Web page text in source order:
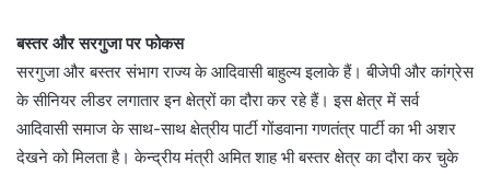
बस्तर और सरगुजा पर फोकस
सरगुजा और बस्तर संभाग राज्य के आदिवासी बाहुल्य इलाके हैं। बीजेपी और कांग्रेस
के सीनियर लीडर लगातार इन क्षेत्रों का दौरा कर रहे हैं। इस क्षेत्र में सर्व
आदिवासी समाज के साथ-साथ क्षेत्रीय पार्टी गोंडवाना गणतंत्र पार्टी का भी अशर
देखने को मिलता है। केन्द्रीय मंत्री अमित शाह भी बस्तर क्षेत्र का दौरा कर चुके